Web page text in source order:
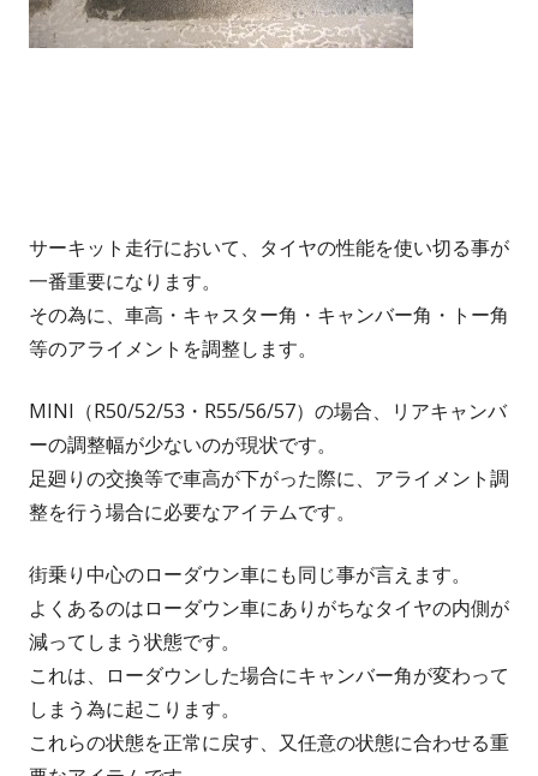
サーキット走行において、タイヤの性能を使い切る事が
一番重要になります。
その為に、車高・キャスター角・キャンバー角・トー角
等のアライメントを調整します。
MINI（R50/52/53・R55/56/57）の場合、リアキャンバ
ーの調整幅が少ないのが現状です。
足廻りの交換等で車高が下がった際に、アライメント調
整を行う場合に必要なアイテムです。
街乗り中心のローダウン車にも同じ事が言えます。
よくあるのはローダウン車にありがちなタイヤの内側が
減ってしまう状態です。
これは、ローダウンした場合にキャンバー角が変わって
しまう為に起こります。
これらの状態を正常に戻す、又任意の状態に合わせる重